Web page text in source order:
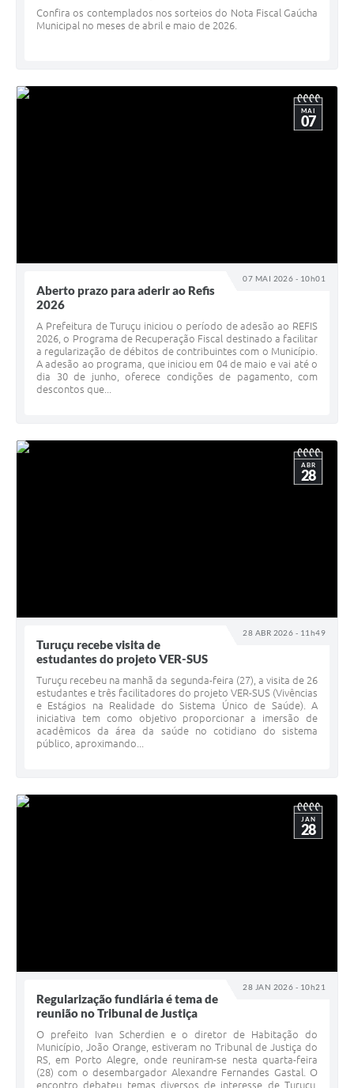
Confira os contemplados nos sorteios do Nota Fiscal Gaúcha
Municipal no meses de abril e maio de 2026.
07 MAI 2026 - 10h01
MAI
07
Aberto prazo para aderir ao Refis
2026
A Prefeitura de Turuçu iniciou o período de adesão ao REFIS
2026, o Programa de Recuperação Fiscal destinado a facilitar
a regularização de débitos de contribuintes com o Município.
A adesão ao programa, que iniciou em 04 de maio e vai até o
dia 30 de junho, oferece condições de pagamento, com
descontos que...
28 ABR 2026 - 11h49
ABR
28
Turuçu recebe visita de
estudantes do projeto VER-SUS
Turuçu recebeu na manhã da segunda-feira (27), a visita de 26
estudantes e três facilitadores do projeto VER-SUS (Vivências
e Estágios na Realidade do Sistema Único de Saúde). A
iniciativa tem como objetivo proporcionar a imersão de
acadêmicos da área da saúde no cotidiano do sistema
público, aproximando...
28 JAN 2026 - 10h21
JAN
28
Regularização fundiária é tema de
reunião no Tribunal de Justiça
O prefeito Ivan Scherdien e o diretor de Habitação do
Município, João Orange, estiveram no Tribunal de Justiça do
RS, em Porto Alegre, onde reuniram-se nesta quarta-feira
(28) com o desembargador Alexandre Fernandes Gastal. O
encontro debateu temas diversos de interesse de Turuçu,